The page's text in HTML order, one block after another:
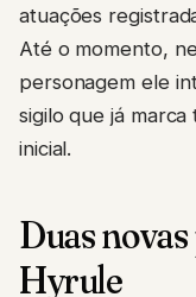
atuações
Até o momento,
personagem ele
sigilo que já
inicial.
Duas
Hyrule